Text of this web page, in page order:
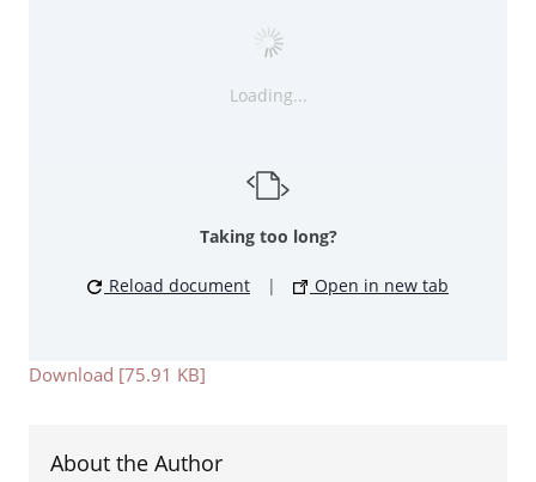
Loading...
Taking too long?
Reload document | Open in new tab
Download [75.91 KB]
About the Author